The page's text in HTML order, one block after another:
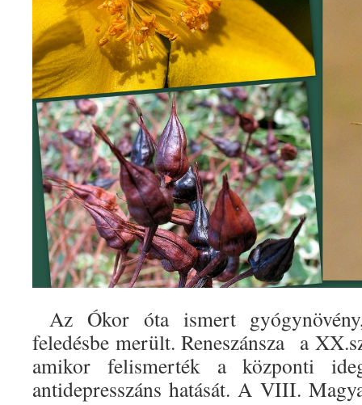
Az Ókor óta ismert
feledésbe merült. Reneszánsza a
amikor felismerték a központi
antidepresszáns hatását. A VIII.